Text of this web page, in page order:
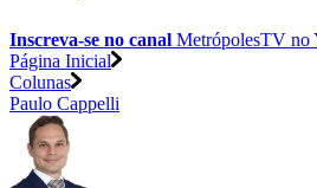
Inscreva-se no canal MetrópolesTV no
Página Inicial
Colunas
Paulo Cappelli